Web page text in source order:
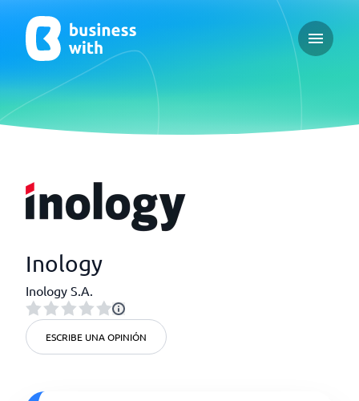
Open
Inology
Inology S.A.
ESCRIBE UNA OPINIÓN